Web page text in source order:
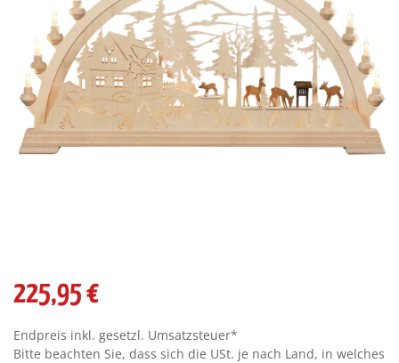
225,95 €
Endpreis inkl. gesetzl. Umsatzsteuer*
Bitte beachten Sie, dass sich die USt. je nach Land, in welches